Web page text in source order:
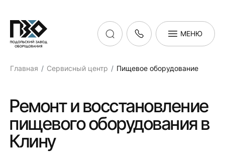
МЕНЮ
Главная Сервисный центр Пищевое оборудование
Ремонт и восстановление
пищевого оборудования в
Клину